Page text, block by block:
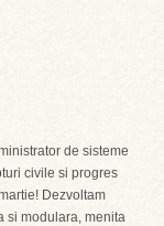
de sisteme
civile si progres
Dezvoltam
si modulara, menita